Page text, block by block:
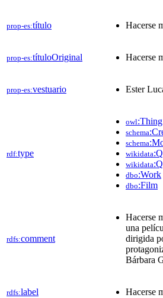
prop-es:título Hacerse
prop-es:títuloOriginal Hacerse
prop-es:vestuario Ester
rdf:type
owl:Thing
schema
schema
wikidata
wikidata
dbo:Work
dbo:Film
rdfs:comment
Hacerse
una
dirigida
Bárbara
rdfs:label Hacerse